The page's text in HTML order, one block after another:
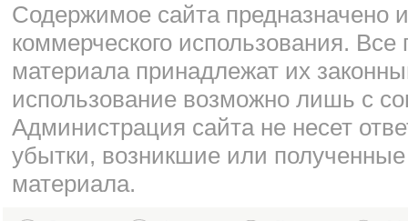
Cодержимое сайта предназначено
коммерческого использования.
материала принадлежат их
использование возможно лишь с
Администрация сайта не несет
убытки, возникшие или
материала.